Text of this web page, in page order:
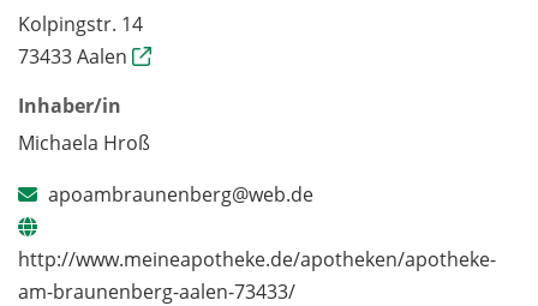
Kolpingstr. 14
73433 Aalen
Inhaber/in
Michaela Hroß
apoambraunenberg@web.de
http://www.meineapotheke.de/apotheken/apotheke-
am-braunenberg-aalen-73433/